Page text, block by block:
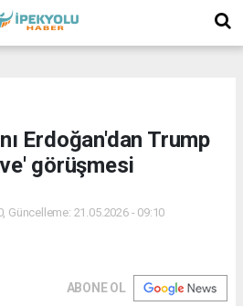
Erdoğan'dan Trump
görüşmesi
Güncelleme: 21.05.2026 - 09:10
ABONE OL